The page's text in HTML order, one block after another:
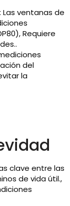
: Las ventanas de
Requiere
del
la
clave entre las
de vida útil.,